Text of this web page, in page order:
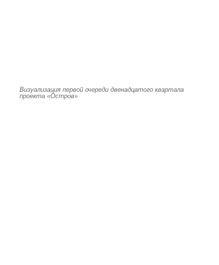
Визуализация первой очереди двенадцатого квартала
проекта «Остров»